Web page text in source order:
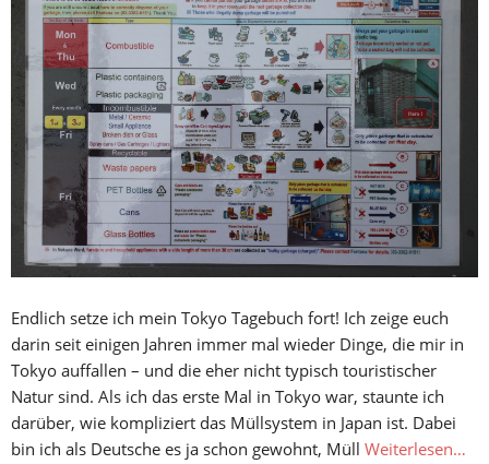
Endlich setze ich mein Tokyo Tagebuch fort! Ich zeige euch
darin seit einigen Jahren immer mal wieder Dinge, die mir in
Tokyo auffallen – und die eher nicht typisch touristischer
Natur sind. Als ich das erste Mal in Tokyo war, staunte ich
darüber, wie kompliziert das Müllsystem in Japan ist. Dabei
bin ich als Deutsche es ja schon gewohnt, Müll Weiterlesen…